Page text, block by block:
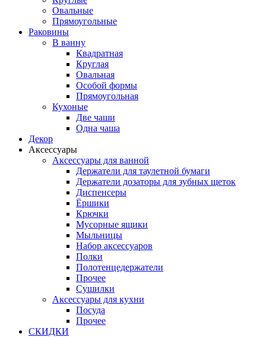
Овальные
Прямоугольные
Раковины
В ванну
Квадратная
Круглая
Овальная
Особой формы
Прямоугольная
Кухоные
Две чаши
Одна чаша
Декор
Аксессуары
Аксессуары для ванной
Держатели для таулетной бумаги
Держатели дозаторы для зубных щеток
Диспенсеры
Ёршики
Крючки
Мусорные ящики
Мыльницы
Набор аксессуаров
Полки
Полотенцедержатели
Прочее
Сушилки
Аксессуары для кухни
Посуда
Прочее
СКИДКИ